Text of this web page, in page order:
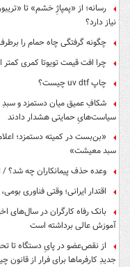
رسانه؛ از «پمپاژِ خشم» تا
نیاز دارد؟
چگونه گرفتگی چاه حمام را
چرا افت قیمت تویوتا کمری
چاپ uv dtf چیست؟
شکافِ عمیق میان دستمزد و
سیاست‌هایِ حمایتی هشدار دادند
«بن‌بست در کمیته دستمزد؛
سبد معیشت»
وعده حذف پیمانکاران چه شد؟
اقتدار ایرانی؛ وقتی فناوری
بانک رفاه کارگران در سال‌های
آموزش عالی برداشته است
از نقص‌عضو در پایِ دستگاه تا
جدیدِ کارفرماها برای فرار از